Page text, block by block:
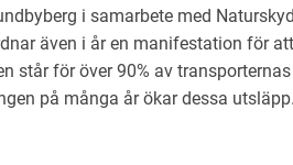
i samarbete med
även i år en manifestation för
står för över 90% av
på många år ökar dessa